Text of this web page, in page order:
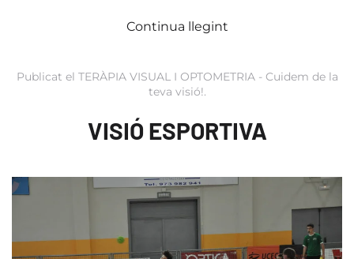
Continua llegint
Publicat el TERÀPIA VISUAL I OPTOMETRIA - Cuidem de la
teva visió!.
VISIÓ ESPORTIVA